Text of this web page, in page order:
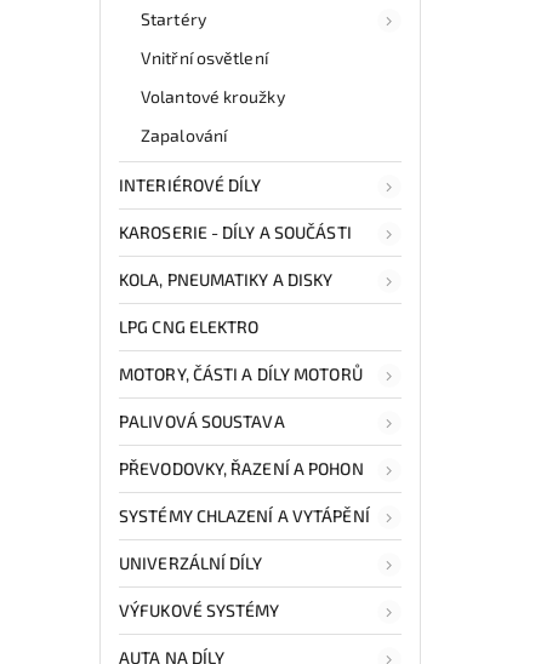
Startéry
Vnitřní osvětlení
Volantové kroužky
Zapalování
INTERIÉROVÉ DÍLY
KAROSERIE - DÍLY A SOUČÁSTI
KOLA, PNEUMATIKY A DISKY
LPG CNG ELEKTRO
MOTORY, ČÁSTI A DÍLY MOTORŮ
PALIVOVÁ SOUSTAVA
PŘEVODOVKY, ŘAZENÍ A POHON
SYSTÉMY CHLAZENÍ A VYTÁPĚNÍ
UNIVERZÁLNÍ DÍLY
VÝFUKOVÉ SYSTÉMY
AUTA NA DÍLY